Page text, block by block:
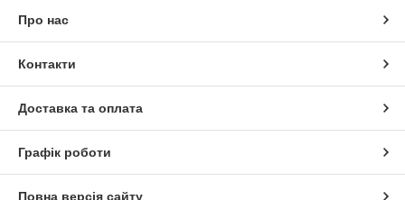
Про нас
Контакти
Доставка та оплата
Графік роботи
Повна версія сайту